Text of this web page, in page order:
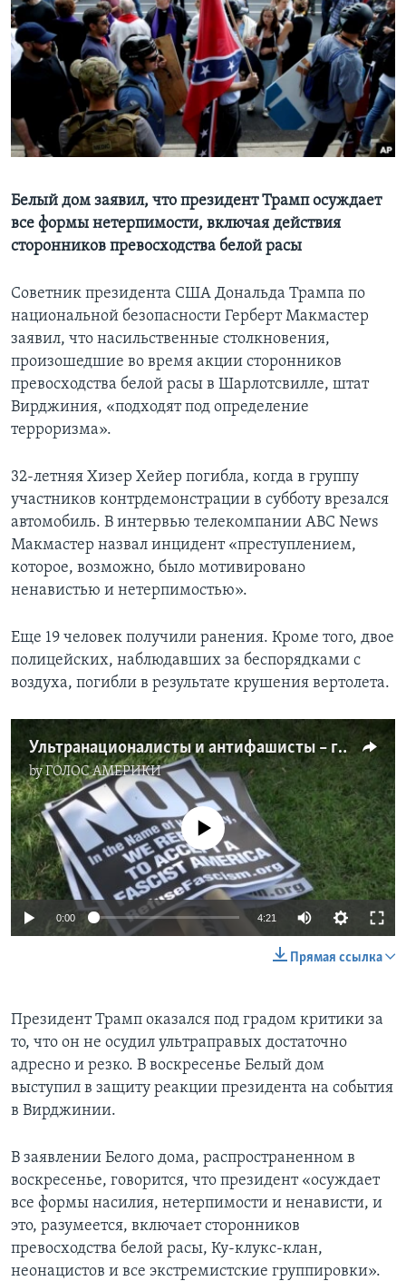
Learning English
СОЦИАЛЬНЫЕ СЕТИ
Белый дом заявил, что президент Трамп осуждает
все формы нетерпимости, включая действия
сторонников превосходства белой расы
Советник президента США Дональда Трампа по
национальной безопасности Герберт Макмастер
заявил, что насильственные столкновения,
произошедшие во время акции сторонников
превосходства белой расы в Шарлотсвилле, штат
Вирджиния, «подходят под определение
терроризма».
32-летняя Хизер Хейер погибла, когда в группу
участников контрдемонстрации в субботу врезался
автомобиль. В интервью телекомпании ABC News
Макмастер назвал инцидент «преступлением,
которое, возможно, было мотивировано
ненавистью и нетерпимостью».
Еще 19 человек получили ранения. Кроме того, двое
полицейских, наблюдавших за беспорядками с
воздуха, погибли в результате крушения вертолета.
Ультранационалисты и антифашисты – градус противостояния
byГОЛОС АМЕРИКИ
No media source currently available
0:00 4:21
Прямая ссылка
Президент Трамп оказался под градом критики за
то, что он не осудил ультраправых достаточно
адресно и резко. В воскресенье Белый дом
выступил в защиту реакции президента на события
в Вирджинии.
В заявлении Белого дома, распространенном в
воскресенье, говорится, что президент «осуждает
все формы насилия, нетерпимости и ненависти, и
это, разумеется, включает сторонников
превосходства белой расы, Ку-клукс-клан,
неонацистов и все экстремистские группировки».